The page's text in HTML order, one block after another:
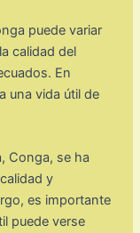
puede variar
calidad del
En
una vida útil de
Conga, se ha
y
es importante
puede verse